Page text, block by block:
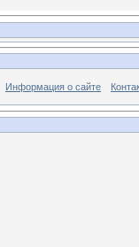
Информация о сайте